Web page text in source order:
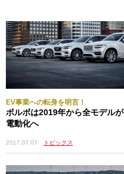
EV事業への転身を明言！
ボルボは2019年から全モデルが
電動化へ
2017.07.07 トピックス